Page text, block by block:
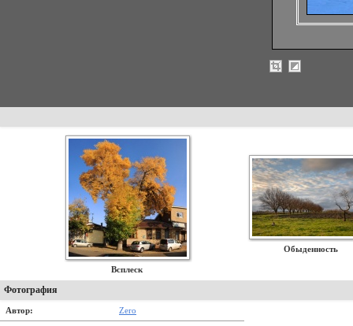
Всплеск
Обыденность
Фотография
Автор: Zero